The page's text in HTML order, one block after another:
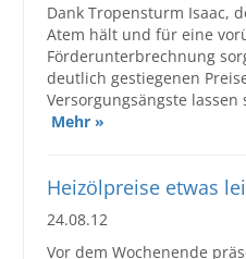
Dank Tropensturm Isaac,
Atem hält und für eine
Förderunterbrechnung
deutlich gestiegenen
Versorgungsängste
Mehr »
Heizölpreise etwas
24.08.12
Vor dem Wochenende